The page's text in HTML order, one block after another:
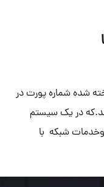
شده شماره پورت در
میباشد.که در یک سیستم
شبکه با